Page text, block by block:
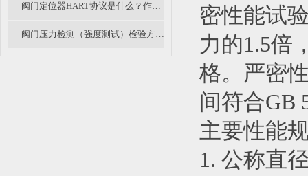
阀门定位器HART协议是什么？作用是什么？
阀门压力检测（强度测试）检验方法（A篇）
密性能试
力的1.5倍
格。严密
间符合GB
主要性能
1. 公称直